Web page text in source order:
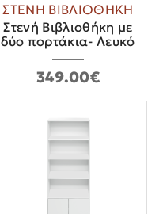
ΣΤΕΝΗ ΒΙΒΛΙΟΘΗΚΗ
Στενή Βιβλιοθήκη με
δύο πορτάκια- Λευκό
349.00€